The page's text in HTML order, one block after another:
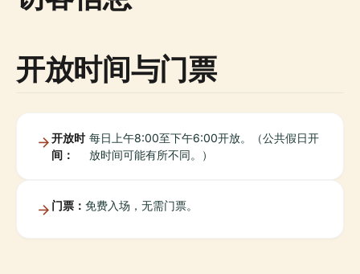
开放时间与门票
开放时
间：
每日上午8:00至下午6:00开放。（公共假日开
放时间可能有所不同。）
门票： 免费入场，无需门票。